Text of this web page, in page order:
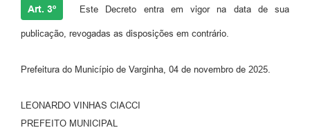
Art. 3º Este Decreto entra em vigor na data de sua
publicação, revogadas as disposições em contrário.
Prefeitura do Município de Varginha, 04 de novembro de 2025.
LEONARDO VINHAS CIACCI
PREFEITO MUNICIPAL